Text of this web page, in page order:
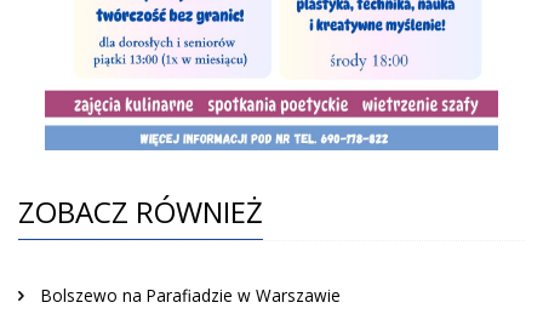
ZOBACZ RÓWNIEŻ
Bolszewo na Parafiadzie w Warszawie